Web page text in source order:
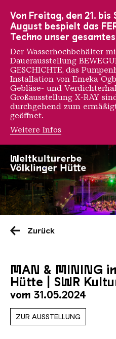
Zurück
MAN & MINING
Hütte | SWR
vom 31.05.2024
ZUR AUSSTELLUNG
Von Freitag, den 21. bis
August bespielt das
Techno unser
Der Wasserhochbehälter
Dauerausstellung
GESCHICHTE, das
Installation von Emeka
Gebläse- und
Großausstellung X-RAY
durchgehend zum
geöffnet.
Weitere Infos